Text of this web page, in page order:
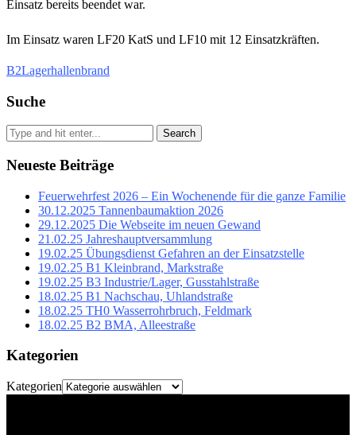
Einsatz bereits beendet war.
Im Einsatz waren LF20 KatS und LF10 mit 12 Einsatzkräften.
B2Lagerhallenbrand
Suche
Search
Neueste Beiträge
Feuerwehrfest 2026 – Ein Wochenende für die ganze Familie
30.12.2025 Tannenbaumaktion 2026
29.12.2025 Die Webseite im neuen Gewand
21.02.25 Jahreshauptversammlung
19.02.25 Übungsdienst Gefahren an der Einsatzstelle
19.02.25 B1 Kleinbrand, Markstraße
19.02.25 B3 Industrie/Lager, Gusstahlstraße
18.02.25 B1 Nachschau, Uhlandstraße
18.02.25 TH0 Wasserrohrbruch, Feldmark
18.02.25 B2 BMA, Alleestraße
Kategorien
Kategorien